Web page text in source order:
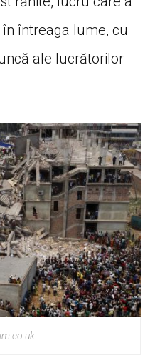
întreaga lume, cu
ale lucrătorilor